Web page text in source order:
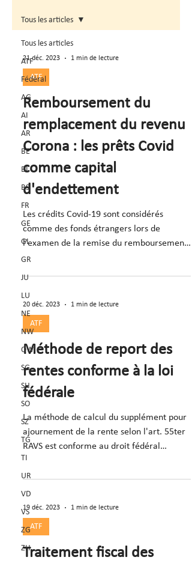
Tous les articles
ATF
Fédéral
AG
AI
AR
BE
BL
BS
FR
GE
GL
GR
JU
LU
NE
NW
OW
SG
SH
SO
SZ
TG
TI
UR
VD
VS
ZG
ZH
Tous les articles
21 déc. 2023 1 min de lecture
ATF
Remboursement du
remplacement du revenu
Corona : les prêts Covid
comme capital
d'endettement
Les crédits Covid-19 sont considérés
comme des fonds étrangers lors de
l'examen de la remise du remboursement
; critère de rigueur pertinent
20 déc. 2023 1 min de lecture
ATF
Méthode de report des
rentes conforme à la loi
fédérale
La méthode de calcul du supplément pour
ajournement de la rente selon l'art. 55ter
RAVS est conforme au droit fédéral
(consid. 3-7).
19 déc. 2023 1 min de lecture
ATF
Traitement fiscal des